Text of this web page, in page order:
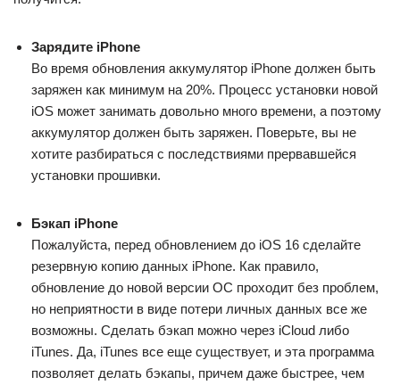
Зарядите iPhone
Во время обновления аккумулятор iPhone должен быть
заряжен как минимум на 20%. Процесс установки новой
iOS может занимать довольно много времени, а поэтому
аккумулятор должен быть заряжен. Поверьте, вы не
хотите разбираться с последствиями прервавшейся
установки прошивки.
Бэкап iPhone
Пожалуйста, перед обновлением до iOS 16 сделайте
резервную копию данных iPhone. Как правило,
обновление до новой версии ОС проходит без проблем,
но неприятности в виде потери личных данных все же
возможны. Сделать бэкап можно через iCloud либо
iTunes. Да, iTunes все еще существует, и эта программа
позволяет делать бэкапы, причем даже быстрее, чем